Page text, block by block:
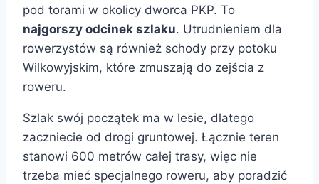
pod torami w okolicy dworca PKP. To
najgorszy odcinek szlaku. Utrudnieniem dla
rowerzystów są również schody przy potoku
Wilkowyjskim, które zmuszają do zejścia z
roweru.
Szlak swój początek ma w lesie, dlatego
zaczniecie od drogi gruntowej. Łącznie teren
stanowi 600 metrów całej trasy, więc nie
trzeba mieć specjalnego roweru, aby poradzić